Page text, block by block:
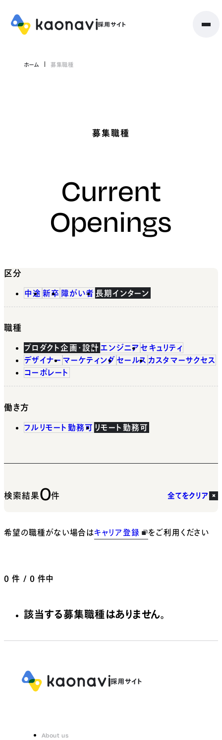
ホーム 募集職種
募集職種
Current
Openings
区分
中途 新卒 障がい者 長期インターン
職種
プロダクト企画・設計 エンジニア セキュリティ
デザイナー マーケティング セールス カスタマーサクセス
コーポレート
働き方
フルリモート勤務可 リモート勤務可
検索結果0件 全てをクリア
希望の職種がない場合はキャリア登録 をご利用ください
0 件 / 0 件中
該当する募集職種はありません。
About us